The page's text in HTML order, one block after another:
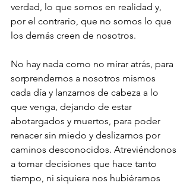
verdad, lo que somos en realidad y,
por el contrario, que no somos lo que
los demás creen de nosotros.
No hay nada como no mirar atrás, para
sorprendernos a nosotros mismos
cada día y lanzarnos de cabeza a lo
que venga, dejando de estar
abotargados y muertos, para poder
renacer sin miedo y deslizarnos por
caminos desconocidos. Atreviéndonos
a tomar decisiones que hace tanto
tiempo, ni siquiera nos hubiéramos